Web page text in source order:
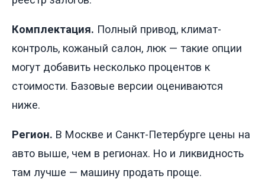
Комплектация. Полный привод, климат-
контроль, кожаный салон, люк — такие опции
могут добавить несколько процентов к
стоимости. Базовые версии оцениваются
ниже.
Регион. В Москве и Санкт-Петербурге цены на
авто выше, чем в регионах. Но и ликвидность
там лучше — машину продать проще.